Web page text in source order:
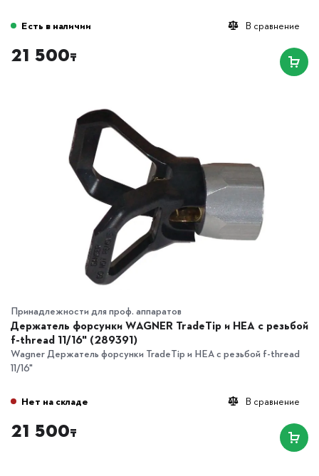
В сравнение
Есть в наличии
21 500₸
Принадлежности для проф. аппаратов
Держатель форсунки WAGNER TradeTip и HEA с резьбой
f-thread 11/16" (289391)
Wagner Держатель форсунки TradeTip и HEA с резьбой f-thread
11/16"
В сравнение
Нет на складе
21 500₸